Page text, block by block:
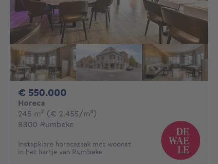
€ 550.000
Horeca
245 m² vierkante meters
(€ 2.455/m²)
8800 Rumbeke
Instapklare horecazaak met woonst
in het hartje van Rumbeke